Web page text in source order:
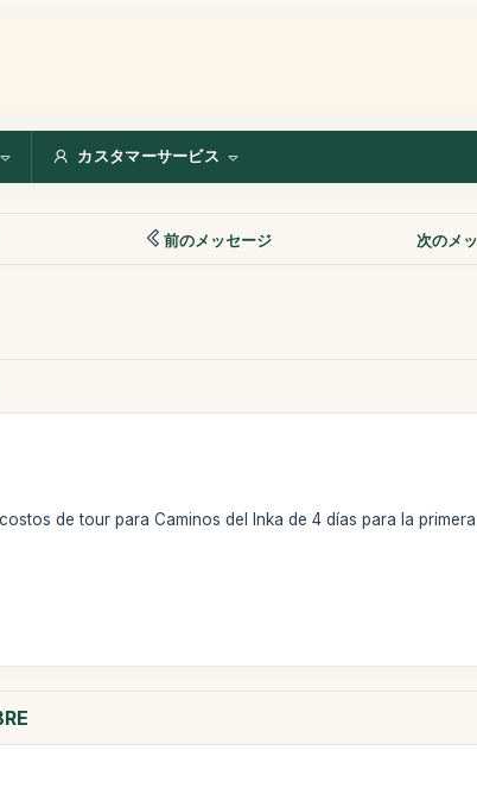
カスタマーサービス
前のメッセージ 次のメ
de tour para Caminos del Inka de 4 días para la